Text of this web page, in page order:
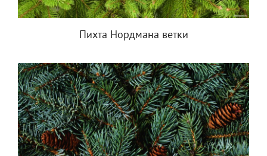
Пихта Нордмана ветки